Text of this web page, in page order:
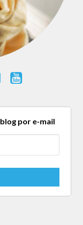
por e-mail